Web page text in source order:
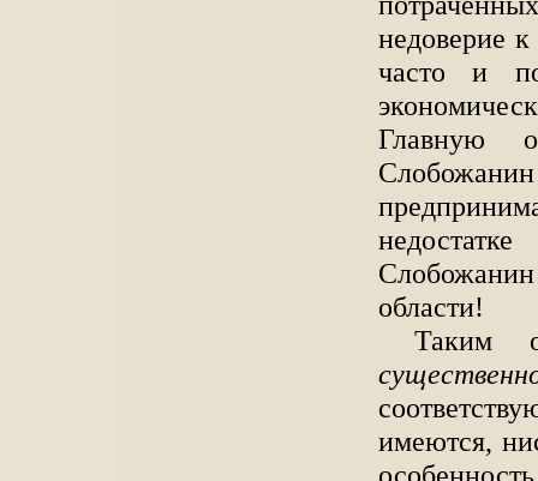
недоверие
часто и
Главную
Слобожанин
области!
Таким
имеются,